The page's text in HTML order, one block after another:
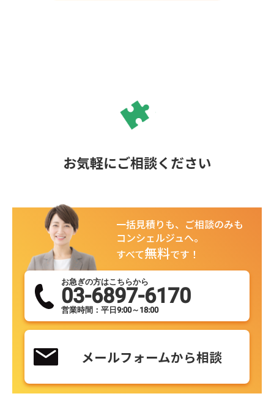
お気軽にご相談ください
一括見積りも、ご相談のみも
コンシェルジュへ。
すべて無料です！
お急ぎの方はこちらから
03-6897-6170
営業時間：平日9:00～18:00
メールフォームから相談